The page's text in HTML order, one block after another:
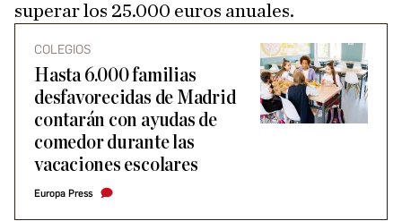
superar los 25.000 euros anuales.
COLEGIOS
Hasta 6.000 familias
desfavorecidas de Madrid
contarán con ayudas de
comedor durante las
vacaciones escolares
Europa Press